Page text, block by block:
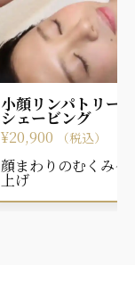
小顔リンパトリー
シェービング
¥20,900 （税込）
顔まわりのむくみケ
上げ